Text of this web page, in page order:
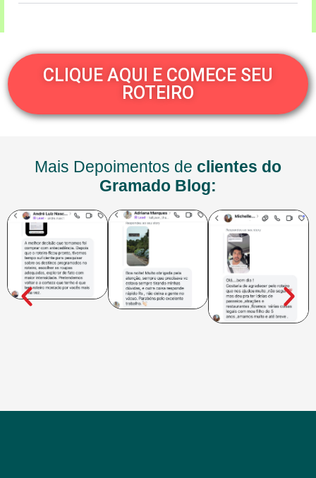
CLIQUE AQUI E COMECE SEU
ROTEIRO
Mais Depoimentos de clientes do
Gramado Blog: